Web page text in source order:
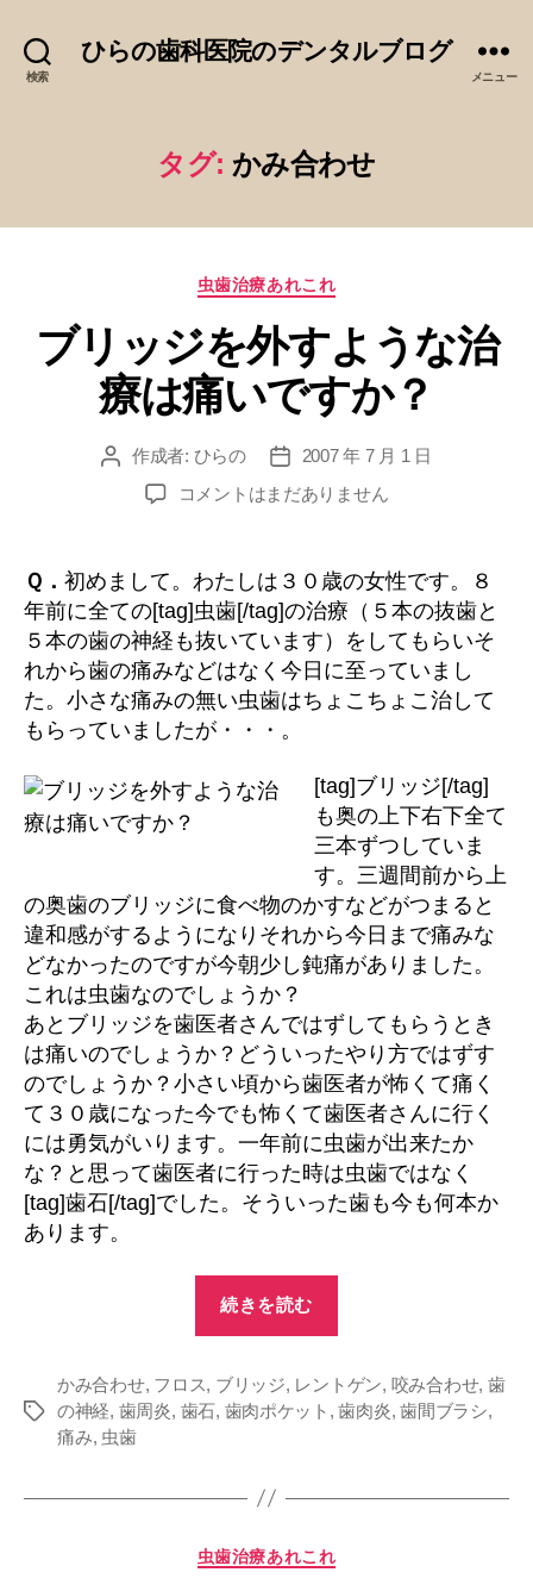
検索
ひらの歯科医院のデンタルブログ
メニュー
タグ: かみ合わせ
カ
ゴ
リ
ー
虫歯治療あれこれ
ブリッジを外すような治
療は痛いですか？
投 作成者: ひらの
投
稿
日
2007 年 7 月 1 日
ブ
を
外
す
よ
う
な
療
は
痛
す
か？
へ
の
コメントはまだありません
Ｑ． 初めまして。わたしは３０歳の女性です。８
年前に全ての[tag]虫歯[/tag]の治療（５本の抜歯と
５本の歯の神経も抜いています）をしてもらいそ
れから歯の痛みなどはなく今日に至っていまし
た。小さな痛みの無い虫歯はちょこちょこ治して
もらっていましたが・・・。
[tag]ブリッジ[/tag]
も奥の上下右下全て
三本ずつしていま
す。三週間前から上
の奥歯のブリッジに食べ物のかすなどがつまると
違和感がするようになりそれから今日まで痛みな
どなかったのですが今朝少し鈍痛がありました。
これは虫歯なのでしょうか？
あとブリッジを歯医者さんではずしてもらうとき
は痛いのでしょうか？どういったやり方ではずす
のでしょうか？小さい頃から歯医者が怖くて痛く
て３０歳になった今でも怖くて歯医者さんに行く
には勇気がいります。一年前に虫歯が出来たか
な？と思って歯医者に行った時は虫歯ではなく
[tag]歯石[/tag]でした。そういった歯も今も何本か
あります。
続きを読む
ジ
を
タ
かみ合わせ, フロス, ブリッジ, レントゲン, 咬み合わせ, 歯
の神経, 歯周炎, 歯石, 歯肉ポケット ,歯肉炎,歯間ブラシ,
痛み, 虫歯
カ
虫歯治療あれこれ